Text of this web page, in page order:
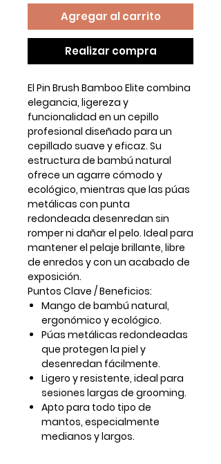
Agregar al carrito
Realizar compra
El Pin Brush Bamboo Elite combina
elegancia, ligereza y
funcionalidad en un cepillo
profesional diseñado para un
cepillado suave y eficaz. Su
estructura de bambú natural
ofrece un agarre cómodo y
ecológico, mientras que las púas
metálicas con punta
redondeada desenredan sin
romper ni dañar el pelo. Ideal para
mantener el pelaje brillante, libre
de enredos y con un acabado de
exposición.
Puntos Clave / Beneficios:
Mango de bambú natural,
ergonómico y ecológico.
Púas metálicas redondeadas
que protegen la piel y
desenredan fácilmente.
Ligero y resistente, ideal para
sesiones largas de grooming.
Apto para todo tipo de
mantos, especialmente
medianos y largos.